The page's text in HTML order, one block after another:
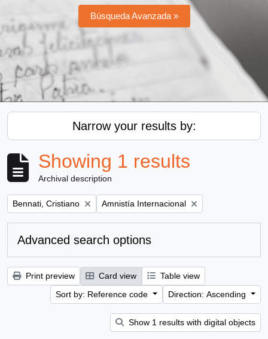
Búsqueda Avanzada »
Narrow your results by:
Showing 1 results
Archival description
Remove filter:
Bennati, Cristiano Remove filter:
Amnistía Internacional
Advanced search options
Print preview Card view
Table view
Sort by: Reference code
Direction: Ascending
Show 1 results with digital objects